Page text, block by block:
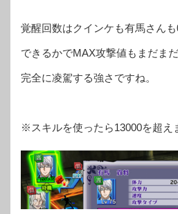
覚醒回数はクインケも有馬さん
できるかでMAX攻撃値もまだま
完全に凌駕する強さですね。
※スキルを使ったら13000を超え